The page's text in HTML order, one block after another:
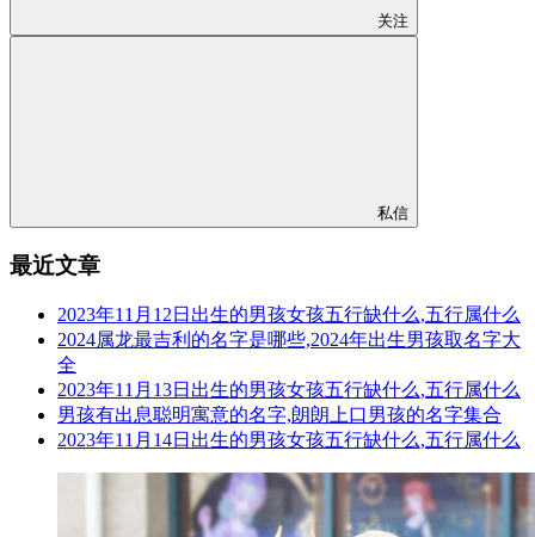
关注
私信
最近文章
2023年11月12日出生的男孩女孩五行缺什么,五行属什么
2024属龙最吉利的名字是哪些,2024年出生男孩取名字大
全
2023年11月13日出生的男孩女孩五行缺什么,五行属什么
男孩有出息聪明寓意的名字,朗朗上口男孩的名字集合
2023年11月14日出生的男孩女孩五行缺什么,五行属什么